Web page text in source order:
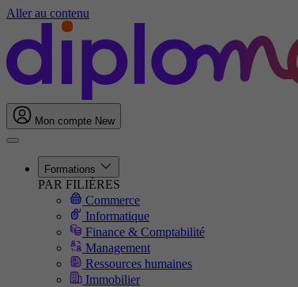
Aller au contenu
Mon compte New
Formations
PAR FILIÈRES
Commerce
Informatique
Finance & Comptabilité
Management
Ressources humaines
Immobilier